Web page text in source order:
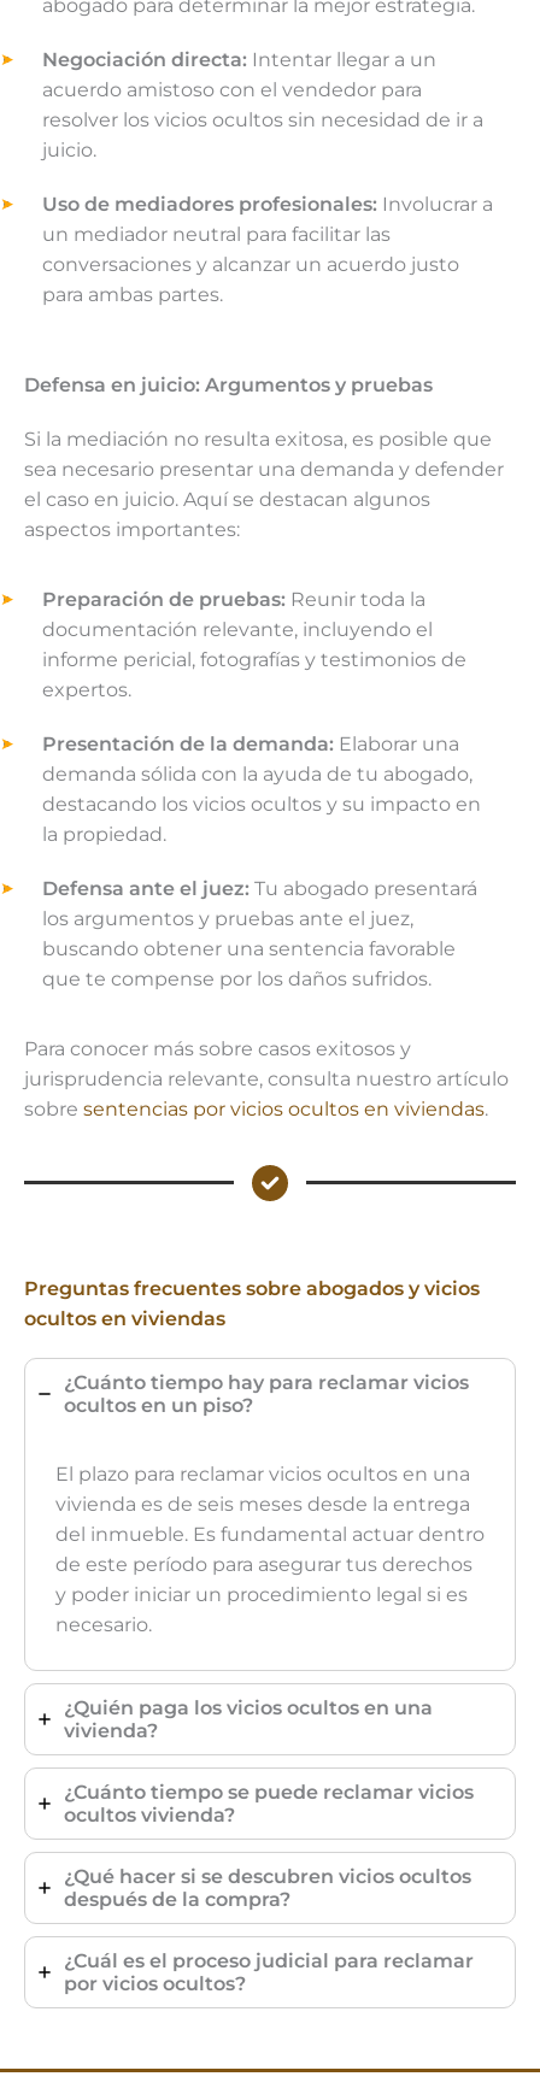
abogado para determinar la mejor estrategia.
Negociación directa: Intentar llegar a un
acuerdo amistoso con el vendedor para
resolver los vicios ocultos sin necesidad de ir a
juicio.
Uso de mediadores profesionales: Involucrar a
un mediador neutral para facilitar las
conversaciones y alcanzar un acuerdo justo
para ambas partes.
Defensa en juicio: Argumentos y pruebas
Si la mediación no resulta exitosa, es posible que
sea necesario presentar una demanda y defender
el caso en juicio. Aquí se destacan algunos
aspectos importantes:
Preparación de pruebas: Reunir toda la
documentación relevante, incluyendo el
informe pericial, fotografías y testimonios de
expertos.
Presentación de la demanda: Elaborar una
demanda sólida con la ayuda de tu abogado,
destacando los vicios ocultos y su impacto en
la propiedad.
Defensa ante el juez: Tu abogado presentará
los argumentos y pruebas ante el juez,
buscando obtener una sentencia favorable
que te compense por los daños sufridos.
Para conocer más sobre casos exitosos y
jurisprudencia relevante, consulta nuestro artículo
sobre sentencias por vicios ocultos en viviendas.
Preguntas frecuentes sobre abogados y vicios
ocultos en viviendas
¿Cuánto tiempo hay para reclamar vicios
ocultos en un piso?
El plazo para reclamar vicios ocultos en una
vivienda es de seis meses desde la entrega
del inmueble. Es fundamental actuar dentro
de este período para asegurar tus derechos
y poder iniciar un procedimiento legal si es
necesario.
¿Quién paga los vicios ocultos en una
vivienda?
¿Cuánto tiempo se puede reclamar vicios
ocultos vivienda?
¿Qué hacer si se descubren vicios ocultos
después de la compra?
¿Cuál es el proceso judicial para reclamar
por vicios ocultos?